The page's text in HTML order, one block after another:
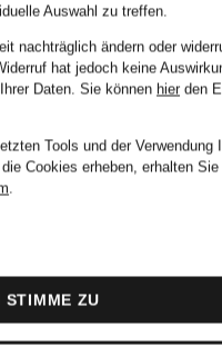
Smith
STONE
Auswahl zu treffen.
nachträglich ändern oder
hat jedoch keine
Daten. Sie können hier den
Tools und der Verwendung
Cookies erheben, erhalten
.
STIMME ZU